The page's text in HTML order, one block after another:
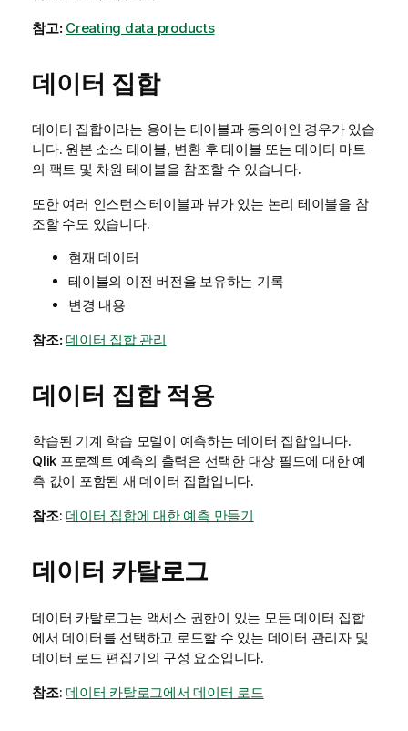
참고: Creating data products
데이터 집합
데이터 집합이라는 용어는 테이블과 동의어인 경우가 있습
니다. 원본 소스 테이블, 변환 후 테이블 또는 데이터 마트
의 팩트 및 차원 테이블을 참조할 수 있습니다.
또한 여러 인스턴스 테이블과 뷰가 있는 논리 테이블을 참
조할 수도 있습니다.
현재 데이터
테이블의 이전 버전을 보유하는 기록
변경 내용
참조:데이터 집합 관리
데이터 집합 적용
학습된 기계 학습 모델이 예측하는 데이터 집합입니다.
Qlik 프로젝트 예측의 출력은 선택한 대상 필드에 대한 예
측 값이 포함된 새 데이터 집합입니다.
참조: 데이터 집합에 대한 예측 만들기
데이터 카탈로그
데이터 카탈로그는 액세스 권한이 있는 모든 데이터 집합
에서 데이터를 선택하고 로드할 수 있는 데이터 관리자및
데이터 로드 편집기의 구성 요소입니다.
참조: 데이터 카탈로그에서 데이터 로드